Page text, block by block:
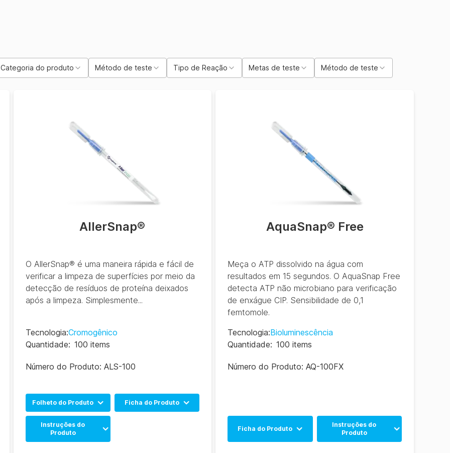
Categoria do produto Método de teste Tipo de Reação Metas de teste Método de teste
AllerSnap®
O AllerSnap® é uma maneira rápida e fácil de
verificar a limpeza de superfícies por meio da
detecção de resíduos de proteína deixados
após a limpeza. Simplesmente...
Tecnologia:Cromogênico
Quantidade: 100 items
Número do Produto: ALS-100
Folheto do Produto
Allergen Product Range
(EN)
Ficha do Produto
Instruções do
Produto
AquaSnap® Free
Meça o ATP dissolvido na água com
resultados em 15 segundos. O AquaSnap Free
detecta ATP não microbiano para verificação
de enxágue CIP. Sensibilidade de 0,1
femtomole.
Tecnologia:Bioluminescência
Quantidade: 100 items
Número do Produto:AQ-100FX
Ficha do Produto
Instruções do
Produto